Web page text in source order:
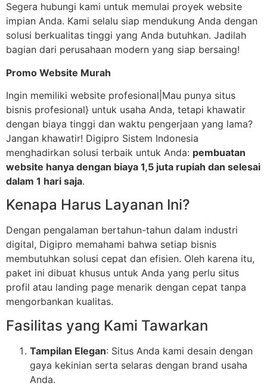
Segera hubungi kami untuk memulai proyek website
impian Anda. Kami selalu siap mendukung Anda dengan
solusi berkualitas tinggi yang Anda butuhkan. Jadilah
bagian dari perusahaan modern yang siap bersaing!
Promo Website Murah
Ingin memiliki website profesional|Mau punya situs
bisnis profesional} untuk usaha Anda, tetapi khawatir
dengan biaya tinggi dan waktu pengerjaan yang lama?
Jangan khawatir! Digipro Sistem Indonesia
menghadirkan solusi terbaik untuk Anda: pembuatan
website hanya dengan biaya 1,5 juta rupiah dan selesai
dalam 1 hari saja.
Kenapa Harus Layanan Ini?
Dengan pengalaman bertahun-tahun dalam industri
digital, Digipro memahami bahwa setiap bisnis
membutuhkan solusi cepat dan efisien. Oleh karena itu,
paket ini dibuat khusus untuk Anda yang perlu situs
profil atau landing page menarik dengan cepat tanpa
mengorbankan kualitas.
Fasilitas yang Kami Tawarkan
Tampilan Elegan: Situs Anda kami desain dengan
gaya kekinian serta selaras dengan brand usaha
Anda.